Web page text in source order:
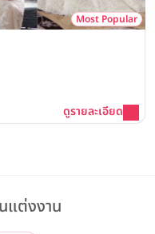
Most Popular
ดูรายละเอียด
แต่งงาน